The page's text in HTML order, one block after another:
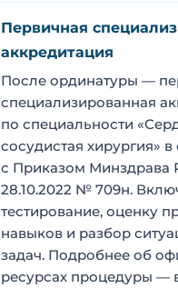
Первичная
аккредитация
После ординатуры —
специализированная
по специальности
сосудистая хирургия» в
с Приказом Минздрава
28.10.2022 № 709н.
тестирование, оценку
навыков и разбор
задач. Подробнее об
ресурсах процедуры —